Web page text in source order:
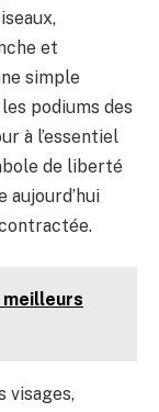
et
simple
podiums des
à l’essentiel
de liberté
aujourd’hui
meilleurs
visages,